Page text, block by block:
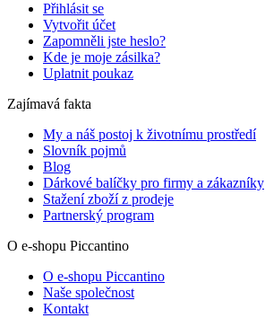
Přihlásit se
Vytvořit účet
Zapomněli jste heslo?
Kde je moje zásilka?
Uplatnit poukaz
Zajímavá fakta
My a náš postoj k životnímu prostředí
Slovník pojmů
Blog
Dárkové balíčky pro firmy a zákazníky
Stažení zboží z prodeje
Partnerský program
O e-shopu Piccantino
O e-shopu Piccantino
Naše společnost
Kontakt